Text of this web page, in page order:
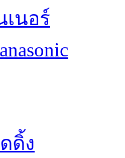
นอร์
ดิ้ง